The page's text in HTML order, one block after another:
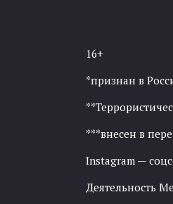
записям
16+
*признан в
***внесен в
Instagram —
Деятельность